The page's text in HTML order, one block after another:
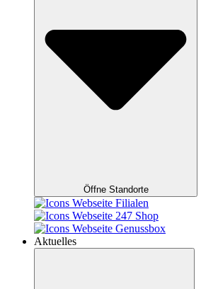
Öffne Standorte
Aktuelles